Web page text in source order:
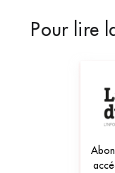
Pour lire